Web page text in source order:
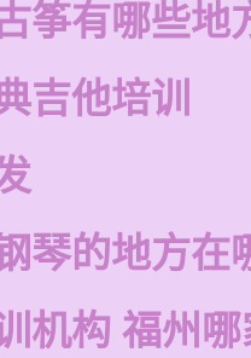
筝有哪些地
吉他培训
琴的地方在
机构 福州